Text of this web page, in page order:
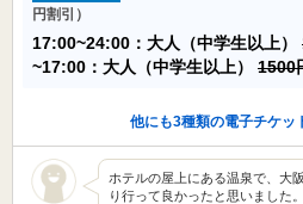
円割引）
17:00~24:00：大人（中学生以上）
~17:00：大人（中学生以上） 1500
他にも3種類の電子チケッ
ホテルの屋上にある温泉で、大
り行って良かったと思いました